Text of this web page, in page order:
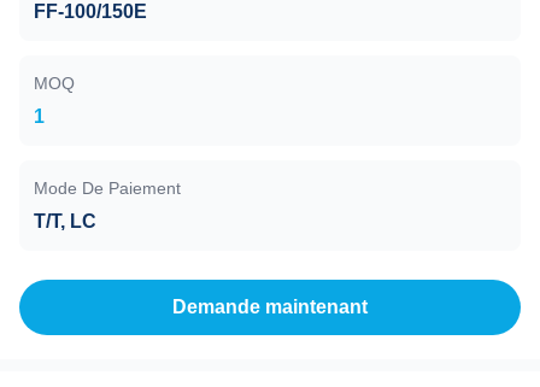
FF-100/150E
MOQ
1
Mode De Paiement
T/T, LC
Demande maintenant